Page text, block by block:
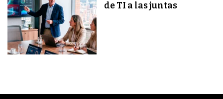
de TI a las juntas